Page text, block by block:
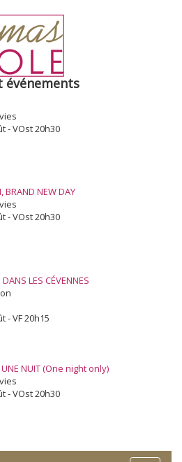
événements
- VOst 20h30
BRAND NEW DAY
- VOst 20h30
LES CÉVENNES
- VF 20h15
UNE NUIT (One night only)
- VOst 20h30